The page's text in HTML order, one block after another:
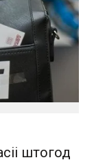
штогод